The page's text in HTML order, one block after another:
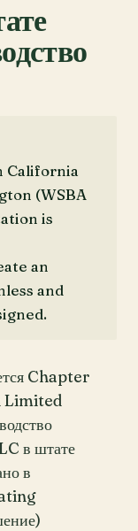
California
(WSBA
is
an
and
Chapter
Limited
в штате
в